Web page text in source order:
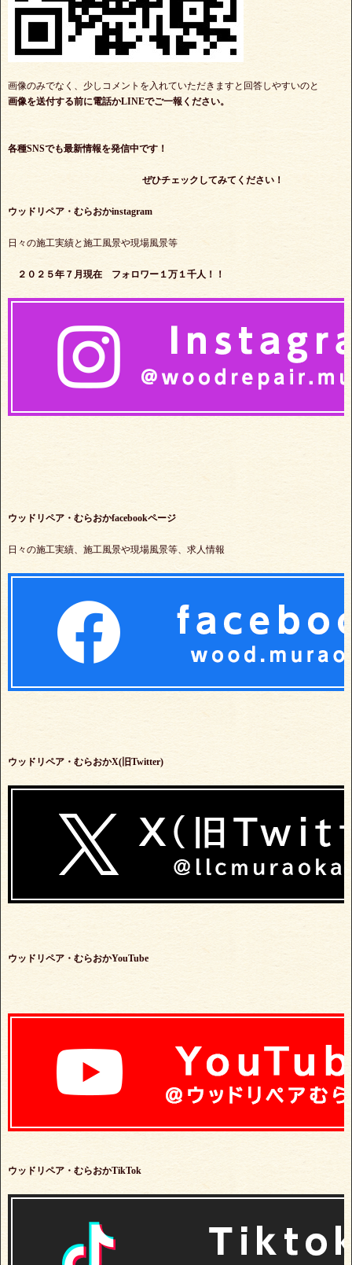
画像のみでなく、少しコメントを入れていただきますと回答しやすいのと
画像を送付する前に電話かLINEでご一報ください。
各種SNSでも最新情報を発信中です！
ぜひチェックしてみてください！
ウッドリペア・むらおかinstagram
日々の施工実績と施工風景や現場風景等
２０２５年７月現在 フォロワー１万１千人！！
ウッドリペア・むらおかfacebookページ
日々の施工実績、施工風景や現場風景等、求人情報
ウッドリペア・むらおかX(旧Twitter)
ウッドリペア・むらおかYouTube
ウッドリペア・むらおかTikTok